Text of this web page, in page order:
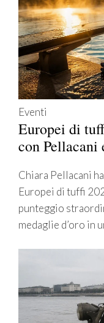
Eventi
Europei di
con Pellacani
Chiara Pellacani
Europei di tuffi
punteggio
medaglie d’oro in